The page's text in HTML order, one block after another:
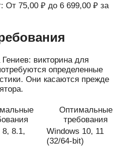
От 75,00 ₽ до 6 699,00 ₽ за
викторина для
определенные
Они касаются прежде
Оптимальные
требования
8, 8.1,
Windows 10, 11
(32/64-bit)